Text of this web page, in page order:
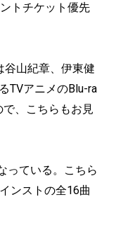
トチケット優先
谷山紀章、伊東健
TVアニメのBlu-ra
、こちらもお見
っている。こちら
ンストの全16曲